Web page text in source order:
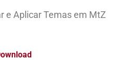
e Aplicar Temas em MtZ